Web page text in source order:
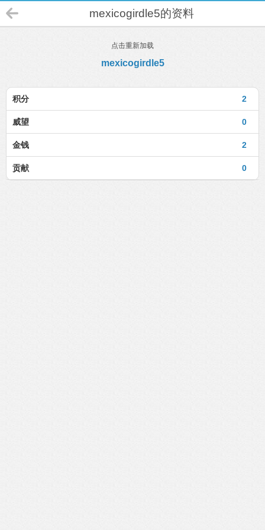
mexicogirdle5的资料
点击重新加载
mexicogirdle5
2
积分
0
威望
2
金钱
0
贡献